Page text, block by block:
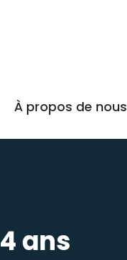
À propos de nous
4 ans